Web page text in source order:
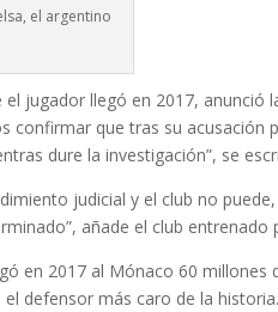
el argentino
jugador llegó en 2017, anunció
confirmar que tras su acusación
dure la investigación”, se
judicial y el club no
añade el club entrenado
en 2017 al Mónaco 60 millones
defensor más caro de la historia.